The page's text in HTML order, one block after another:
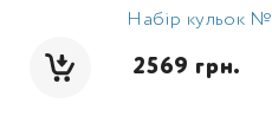
Набір кульок
2569 грн.